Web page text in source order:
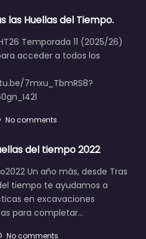
las Huellas del Tiempo.
Temporada 11 (2025/26)
acceder a todos los
7mxu_TbmRS8?
No comments
del tiempo 2022
Un año más, desde Tras
tiempo te ayudamos a
en excavaciones
para completar…
No comments